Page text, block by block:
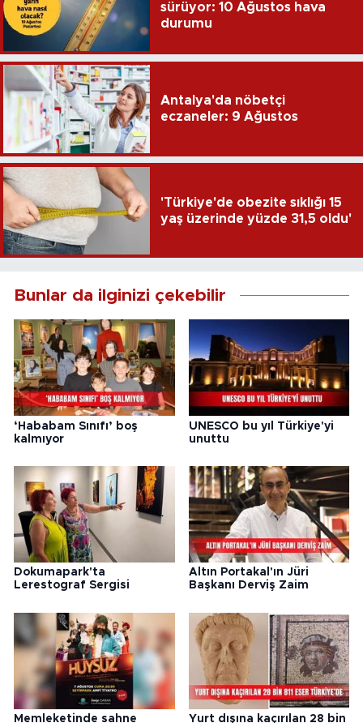
sürüyor: 10 Ağustos hava
durumu
Antalya'da nöbetçi
eczaneler: 9 Ağustos
'Türkiye'de obezite sıklığı 15
yaş üzerinde yüzde 31,5 oldu'
Bunlar da ilginizi çekebilir
‘Hababam Sınıfı’ boş
kalmıyor
UNESCO bu yıl Türkiye'yi
unuttu
Dokumapark'ta
Lerestograf Sergisi
Altın Portakal'ın Jüri
Başkanı Derviş Zaim
Memleketinde sahne Yurt dışına kaçırılan 28 bin